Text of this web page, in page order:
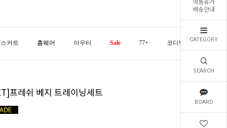
배송안내
CATEGORY
SEARCH
BOARD
커트 홈웨어 아우터 Sale 77+ 코디템 오늘발송
프레쉬 베지 트레이닝세트